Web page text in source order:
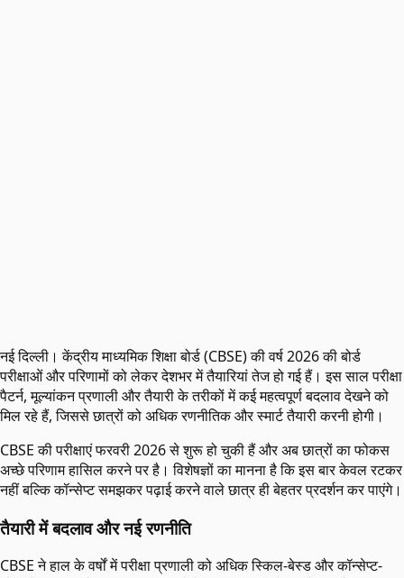
नई दिल्ली। केंद्रीय माध्यमिक शिक्षा बोर्ड (CBSE) की वर्ष 2026 की बोर्ड
परीक्षाओं और परिणामों को लेकर देशभर में तैयारियां तेज हो गई हैं। इस साल परीक्षा
पैटर्न, मूल्यांकन प्रणाली और तैयारी के तरीकों में कई महत्वपूर्ण बदलाव देखने को
मिल रहे हैं, जिससे छात्रों को अधिक रणनीतिक और स्मार्ट तैयारी करनी होगी।
CBSE की परीक्षाएं फरवरी 2026 से शुरू हो चुकी हैं और अब छात्रों का फोकस
अच्छे परिणाम हासिल करने पर है। विशेषज्ञों का मानना है कि इस बार केवल रटकर
नहीं बल्कि कॉन्सेप्ट समझकर पढ़ाई करने वाले छात्र ही बेहतर प्रदर्शन कर पाएंगे।
तैयारी में बदलाव और नई रणनीति
CBSE ने हाल के वर्षों में परीक्षा प्रणाली को अधिक स्किल-बेस्ड और कॉन्सेप्ट-